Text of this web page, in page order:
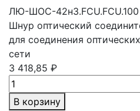
ЛЮ-ШОС-42н3.FCU.FCU.100
Шнур оптический
для соединения
сети
3 418,85 ₽
В корзину